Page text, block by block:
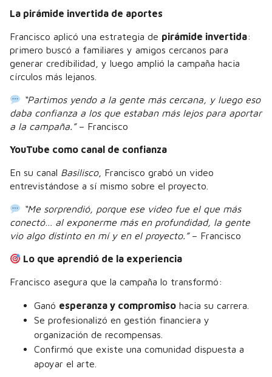
La pirámide invertida de aportes
Francisco aplicó una estrategia de pirámide invertida:
primero buscó a familiares y amigos cercanos para
generar credibilidad, y luego amplió la campaña hacia
círculos más lejanos.
“Partimos yendo a la gente más cercana, y luego eso
daba confianza a los que estaban más lejos para aportar
a la campaña.”– Francisco
YouTube como canal de confianza
En su canal Basilisco, Francisco grabó un video
entrevistándose a sí mismo sobre el proyecto.
“Me sorprendió, porque ese video fue el que más
conectó… al exponerme más en profundidad, la gente
vio algo distinto en mí y en el proyecto.”– Francisco
Lo que aprendió de la experiencia
Francisco asegura que la campaña lo transformó:
Ganó esperanza y compromiso hacia su carrera.
Se profesionalizó en gestión financiera y
organización de recompensas.
Confirmó que existe una comunidad dispuesta a
apoyar el arte.